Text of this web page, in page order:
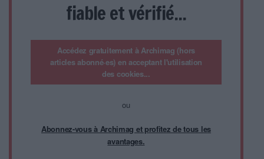
fiable et vérifié...
Accédez gratuitement à Archimag (hors
articles abonné·es) en acceptant l'utilisation
des cookies...
ou
Abonnez-vous à Archimag et profitez de tous les
avantages.